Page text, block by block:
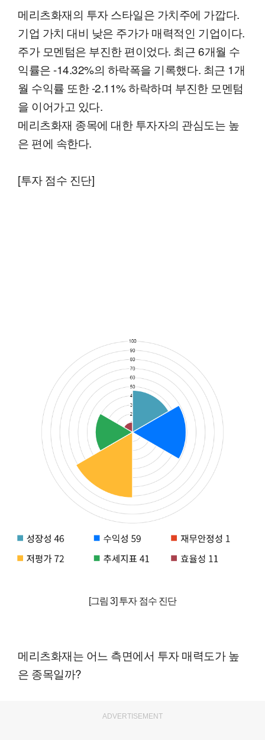
메리츠화재의 투자 스타일은 가치주에 가깝다.
기업 가치 대비 낮은 주가가 매력적인 기업이다.
주가 모멘텀은 부진한 편이었다. 최근 6개월 수
익률은 -14.32%의 하락폭을 기록했다. 최근 1개
월 수익률 또한 -2.11% 하락하며 부진한 모멘텀
을 이어가고 있다.
메리츠화재 종목에 대한 투자자의 관심도는 높
은 편에 속한다.
[투자 점수 진단]
[그림 3] 투자 점수 진단
메리츠화재는 어느 측면에서 투자 매력도가 높
은 종목일까?
ADVERTISEMENT